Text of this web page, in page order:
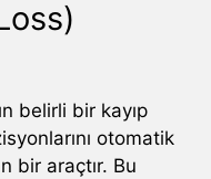
belirli bir kayıp
otomatik
bir araçtır. Bu